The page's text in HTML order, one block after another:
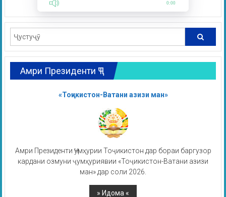
0:00
Амри Президенти ҶТ
«Тоҷикистон-Ватани азизи ман»
Амри Президенти Ҷумҳурии Тоҷикистон дар бораи баргузор
кардани озмуни ҷумҳуриявии «Тоҷикистон-Ватани азизи
ман» дар соли 2026.